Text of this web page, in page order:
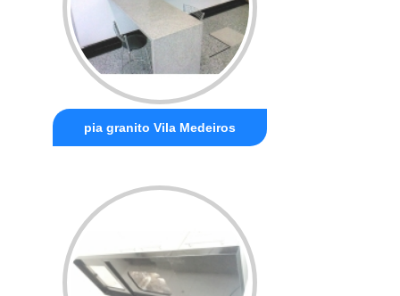
pia granito Vila Medeiros